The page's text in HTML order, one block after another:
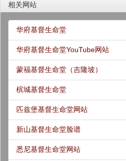
相关网站
华府基督生命堂
华府基督生命堂YouTube网站
蒙福基督生命堂（吉隆坡）
槟城基督生命堂
匹兹堡基督生命堂网站
新山基督生命堂脸谱
悉尼基督生命堂网站